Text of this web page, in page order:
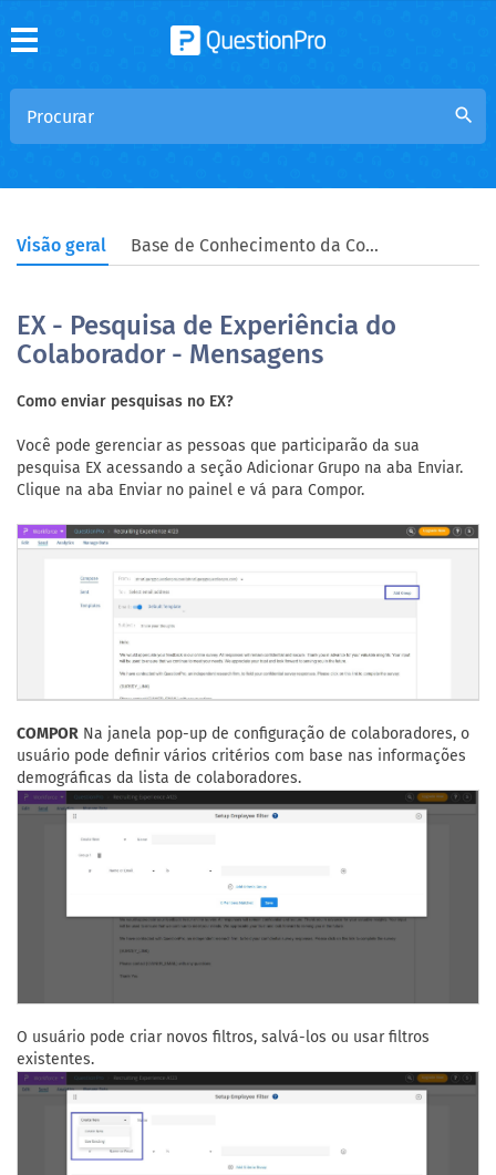
search
Visão geral Base de Conhecimento da Comunidade
EX - Pesquisa de Experiência do
Colaborador - Mensagens
Como enviar pesquisas no EX?
Você pode gerenciar as pessoas que participarão da sua
pesquisa EX acessando a seção Adicionar Grupo na aba Enviar.
Clique na aba Enviar no painel e vá para Compor.
COMPOR Na janela pop-up de configuração de colaboradores, o
usuário pode definir vários critérios com base nas informações
demográficas da lista de colaboradores.
O usuário pode criar novos filtros, salvá-los ou usar filtros
existentes.